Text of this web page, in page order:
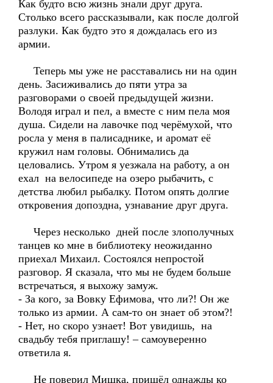
Как будто всю жизнь знали друг друга.
Столько всего рассказывали, как после долгой
разлуки. Как будто это я дождалась его из
армии.
Теперь мы уже не расставались ни на один
день. Засиживались до пяти утра за
разговорами о своей предыдущей жизни.
Володя играл и пел, а вместе с ним пела моя
душа. Сидели на лавочке под черёмухой, что
росла у меня в палисаднике, и аромат её
кружил нам головы. Обнимались да
целовались. Утром я уезжала на работу, а он
ехал на велосипеде на озеро рыбачить, с
детства любил рыбалку. Потом опять долгие
откровения допоздна, узнавание друг друга.
Через несколько дней после злополучных
танцев ко мне в библиотеку неожиданно
приехал Михаил. Состоялся непростой
разговор. Я сказала, что мы не будем больше
встречаться, я выхожу замуж.
- За кого, за Вовку Ефимова, что ли?! Он же
только из армии. А сам-то он знает об этом?!
- Нет, но скоро узнает! Вот увидишь, на
свадьбу тебя приглашу! – самоуверенно
ответила я.
Не поверил Мишка, пришёл однажды ко